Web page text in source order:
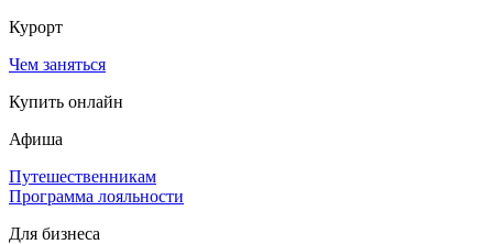
Курорт
Чем заняться
Купить онлайн
Афиша
Путешественникам
Программа лояльности
Для бизнеса